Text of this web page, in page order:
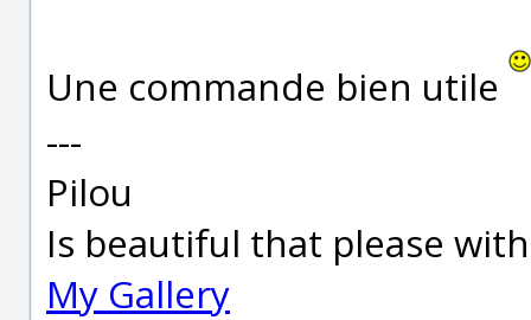
Une commande bien utile
---
Pilou
Is beautiful that please
My Gallery